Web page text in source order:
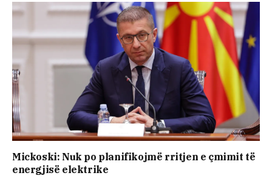
Mickoski: Nuk po planifikojmë rritjen e çmimit të
energjisë elektrike